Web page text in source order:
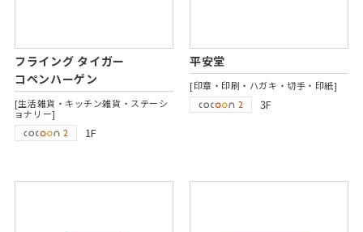
フライング タイガー
コペンハーゲン
[生活雑貨・キッチン雑貨・ステーシ
ョナリー]
1F
平安堂
[印章・印刷・ハガキ・切手・印紙]
3F